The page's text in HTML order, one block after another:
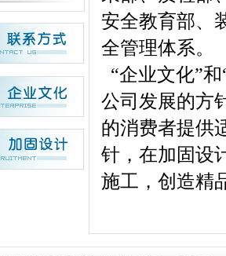
安全教育部、
全管理体系。
“企业文化”
公司发展的方
的消费者提供
针，在加固设
施工，创造精